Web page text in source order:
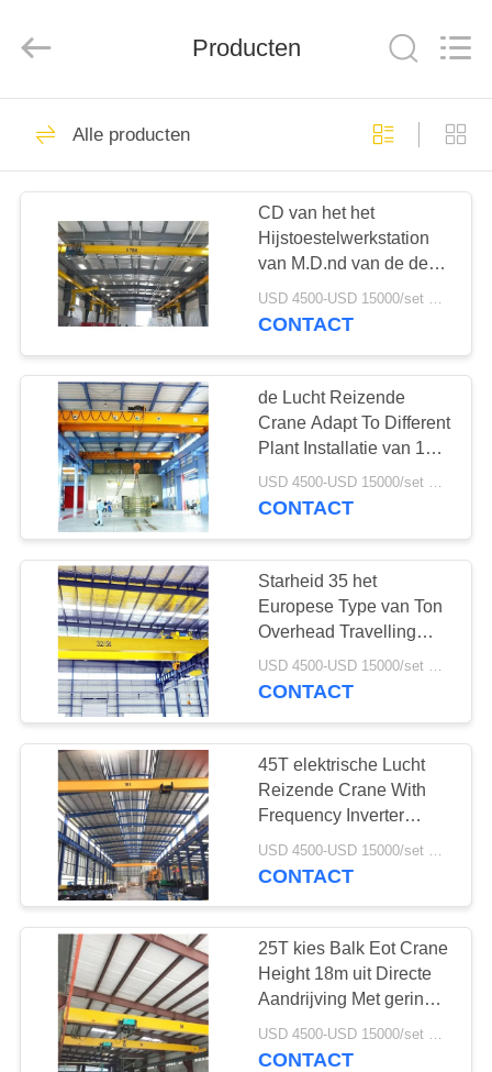
HUIS
PRODUCTEN
ONGEVEER
ONS
FABRIEKSREIS
KWALITEITSCONTROLE
CONTACTEER
ONS
VERZOEK
EEN
CITAAT
SITEMAP
PRIVACY
POLICY
Ltd..
overhead reizen
Europese
Luchtkraan
43
workshop
luchtkraan
draagbare
brugkraan
Producten
Alle producten
CD van het het
Hijstoestelwerkstation
van M.D.nd van de de
Brugkraan 20T de
Prestaties A3
USD 4500-USD 15000/set MOQ:1 reeks
CONTACT
de Lucht Reizende
Crane Adapt To Different
Plant Installatie van 10T
M3/A3
USD 4500-USD 15000/set MOQ:1 reeks
CONTACT
Starheid 35 het
Europese Type van Ton
Overhead Travelling
Bridge Crane
USD 4500-USD 15000/set MOQ:1 reeks
CONTACT
45T elektrische Lucht
Reizende Crane With
Frequency Inverter
Cabin-Controle
CONTACT
25T kies Balk Eot Crane
Height 18m uit Directe
Aandrijving Met geringe
geluidssterkte
USD 4500-USD 15000/set MOQ:1 reeks
CONTACT